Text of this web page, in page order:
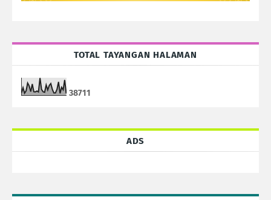
TOTAL TAYANGAN HALAMAN
38711
ADS